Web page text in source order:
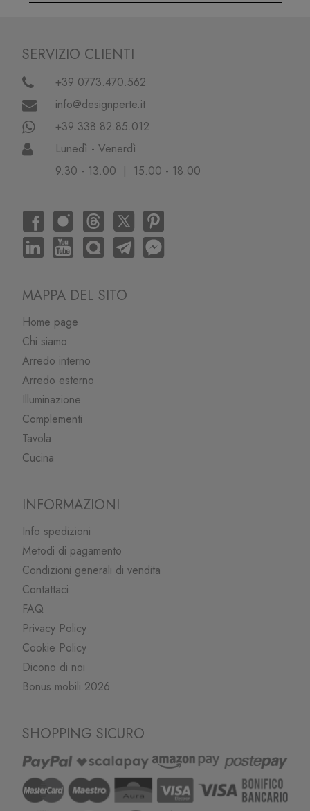
SERVIZIO CLIENTI
+39 0773.470.562
info@designperte.it
+39 338.82.85.012
Lunedì - Venerdì
9.30 - 13.00 | 15.00 - 18.00
MAPPA DEL SITO
Home page
Chi siamo
Arredo interno
Arredo esterno
Illuminazione
Complementi
Tavola
Cucina
INFORMAZIONI
Info spedizioni
Metodi di pagamento
Condizioni generali di vendita
Contattaci
FAQ
Privacy Policy
Cookie Policy
Dicono di noi
Bonus mobili 2026
SHOPPING SICURO